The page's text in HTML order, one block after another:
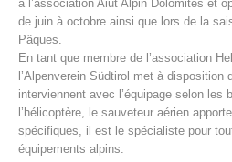
à l’association Aiut Alpin Dolomites et
de juin à octobre ainsi que lors de la
Pâques.
En tant que membre de l’association
l’Alpenverein Südtirol met à disposition
interviennent avec l’équipage selon les
l’hélicoptère, le sauveteur aérien
spécifiques, il est le spécialiste pour
équipements alpins.